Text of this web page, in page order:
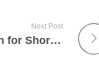
Next Post
BDM Bet: The Ultimate Destination for Short, High‑Intensity Gaming Sessions